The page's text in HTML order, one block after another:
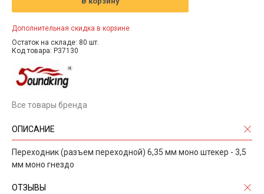
Дополнительная скидка в корзине
Остаток на складе: 80 шт.
Код товара: P37130
Все товары бренда
ОПИСАНИЕ
Переходник (разъем переходной) 6,35 мм моно штекер - 3,5
мм моно гнездо
ОТЗЫВЫ